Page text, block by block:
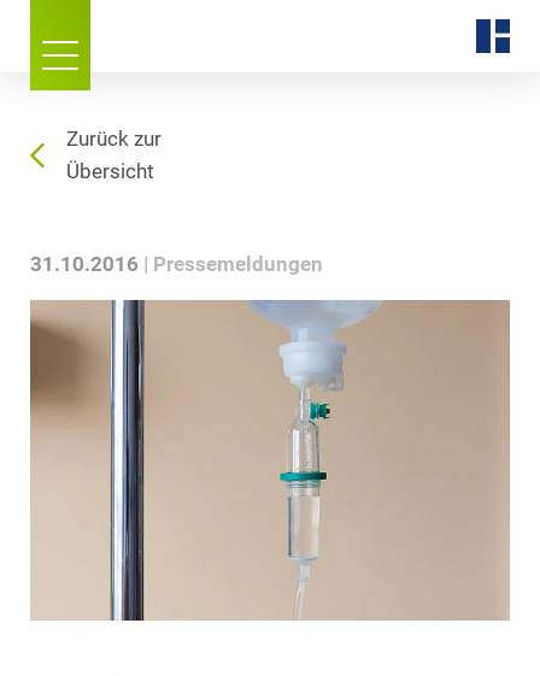
Zurück zur
Übersicht
31.10.2016 Pressemeldungen